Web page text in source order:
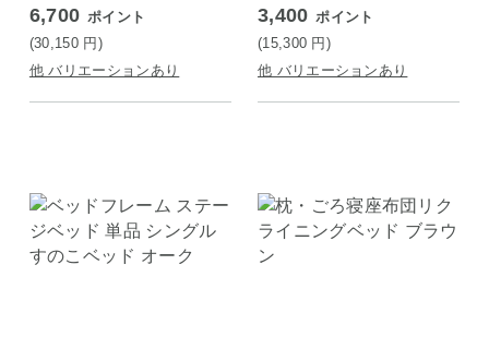
6,700 ポイント
(30,150 円 )
他 バリエーションあり
3,400 ポイント
(15,300 円 )
他 バリエーションあり